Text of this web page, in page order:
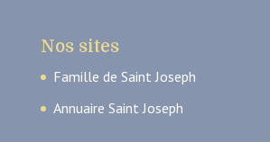
Nos sites
Famille de Saint Joseph
Annuaire Saint Joseph